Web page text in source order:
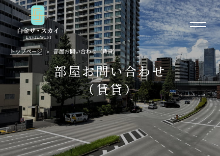
トップページ 部屋お問い合わせ（賃貸）
部屋お問い合わせ
（賃貸）